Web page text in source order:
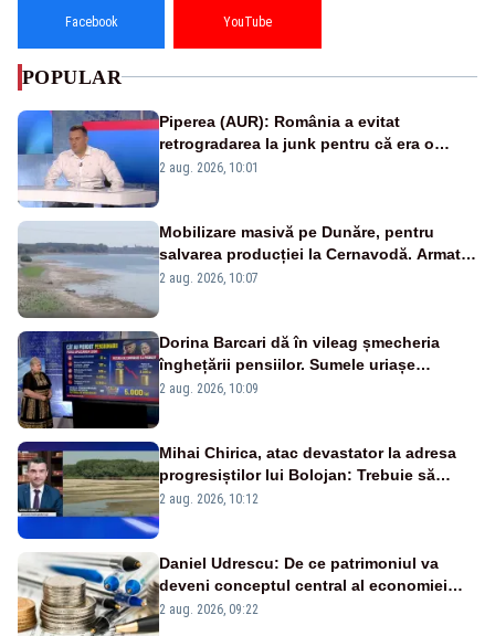
Facebook YouTube
POPULAR
Piperea (AUR): România a evitat
retrogradarea la junk pentru că era o
catastrofă pentru bănci și fondurile de
2 aug. 2026, 10:01
Mobilizare masivă pe Dunăre, pentru
salvarea producției la Cernavodă. Armata
va detona o stâncă și va devia apa
2 aug. 2026, 10:07
Dorina Barcari dă în vileag șmecheria
înghețării pensiilor. Sumele uriașe
pierdute de fiecare român
2 aug. 2026, 10:09
Mihai Chirica, atac devastator la adresa
progresiștilor lui Bolojan: Trebuie să
protejăm și natura, dar nu șținem omaneii
2 aug. 2026, 10:12
Daniel Udrescu: De ce patrimoniul va
deveni conceptul central al economiei
viitoare?
2 aug. 2026, 09:22